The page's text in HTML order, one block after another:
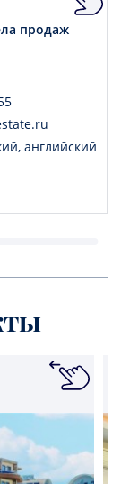
продаж
английский